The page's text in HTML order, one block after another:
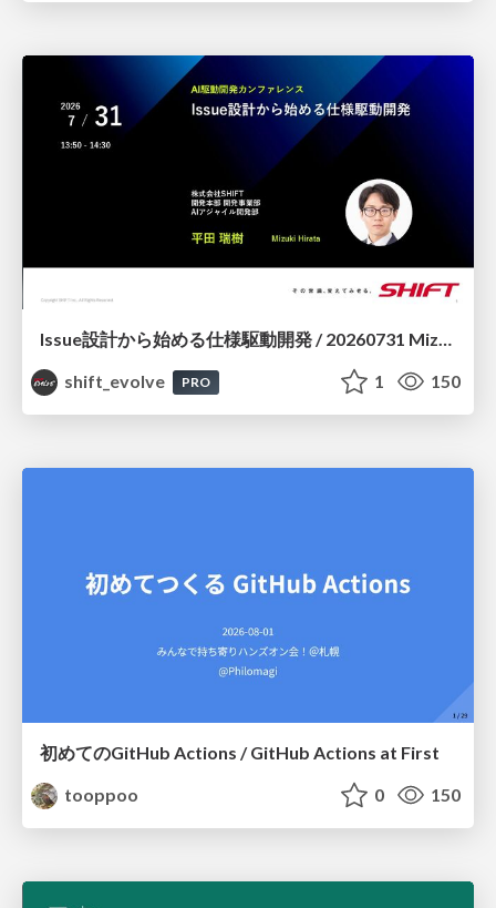
Issue設計から始める仕様駆動開発 / 20260731 Mizuki Hirata
shift_evolve
PRO 1 150
初めてのGitHub Actions / GitHub Actions at First
tooppoo
0 150